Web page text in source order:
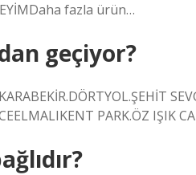
fazla ürün…
geçiyor?
PARK.ÖZ IŞIK